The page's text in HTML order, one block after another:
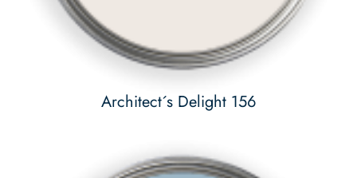
Architect´s Delight 156